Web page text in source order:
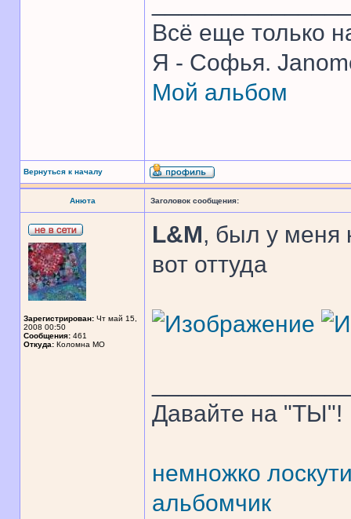
Всё еще только
Я - Софья.
Мой альбом
Вернуться к началу
Анюта Заголовок сообщения:
Зарегистрирован: Чт май 15,
2008 00:50
Сообщения: 461
Откуда: Коломна МО
L&M, был у меня
вот оттуда
Давайте на "ТЫ"!
немножко
альбомчик